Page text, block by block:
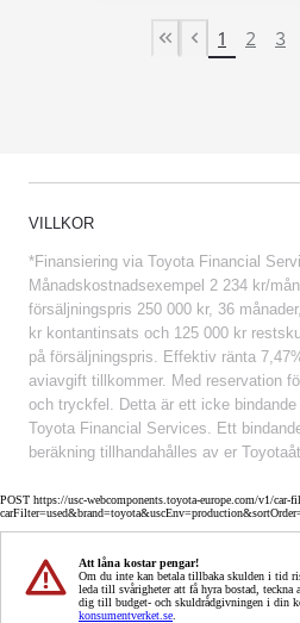
First Page
Previous
1 2 3
VILLKOR
*Finansiering via Toyota Financial
Månadskostnadsexempel 2 234 kr/
försäljningspris 250 000 kr, 36
kr kontantinsats och 125 000 kr
på försäljningspris. Effektiv ränta
aviavgift tillkommer. Med reservation
och tryckfel. Detta är ett icke
Toyota Financial Services. Ett
beräkning tillhandahålles av er
POST https://usc-webcomponents.toyota-europe.com/v1/car-
Att låna kostar pengar!
Om du inte kan betala tillbaka skulden i tid
leda till svårigheter att få hyra bostad, teckna
dig till budget- och skuldrådgivningen i din
konsumentverket.se